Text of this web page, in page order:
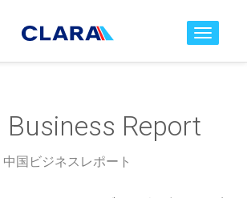
toggle
Business Report
中国ビジネスレポート